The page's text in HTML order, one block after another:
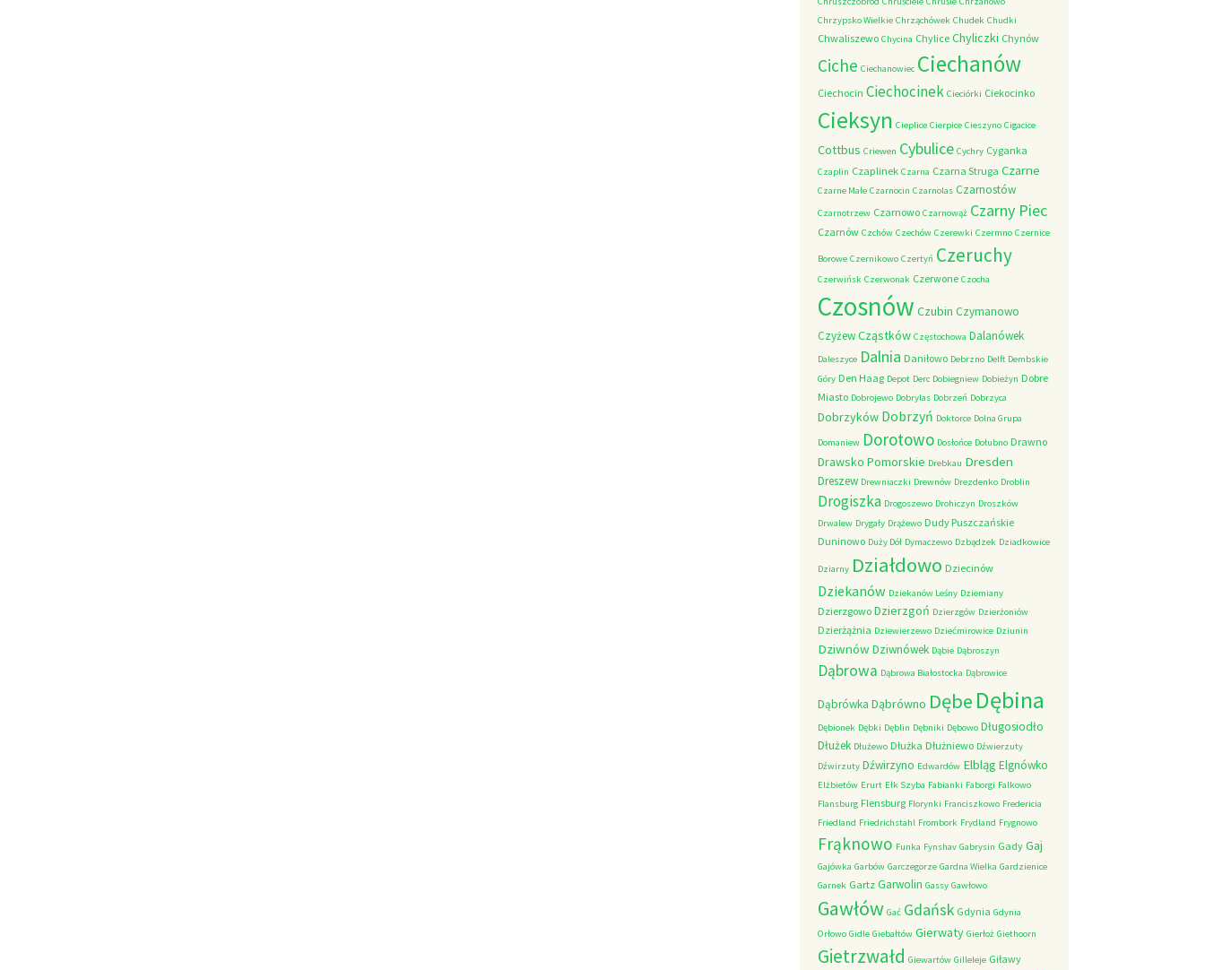
Chrzypsko Wielkie Chrząchówek Chudek Chudki
Chwaliszewo Chycina Chylice Chyliczki Chynów
Ciche Ciechanowiec Ciechanów
Ciechocin Ciechocinek Cieciórki Ciekocinko
Cieksyn Cieplice Cierpice Cieszyno Cigacice
Cottbus Criewen Cybulice Cychry Cyganka
Czaplin Czaplinek Czarna Czarna Struga Czarne
Czarne Małe Czarnocin Czarnolas Czarnostów
Czarnotrzew Czarnowo Czarnowąż Czarny Piec
Czarnów Czchów Czechów Czerewki Czermno Czernice
Borowe Czernikowo Czertyń Czeruchy
Czerwińsk Czerwonak Czerwone Czocha
Czosnów Czubin Czymanowo
CzyżewCząstków Częstochowa Dalanówek
Daleszyce Dalnia Daniłowo Debrzno Delft Dembskie
Góry Den Haag Depot Derc Dobiegniew Dobieżyn Dobre
Miasto Dobrojewo Dobrylas Dobrzeń Dobrzyca
Dobrzyków Dobrzyń Doktorce Dolna Grupa
Domaniew Dorotowo Dosłońce Dołubno Drawno
Drawsko Pomorskie Drebkau Dresden
Dreszew Drewniaczki Drewnów Drezdenko Droblin
Drogiszka Drogoszewo Drohiczyn Droszków
Drwalew Drygały Drążewo Dudy Puszczańskie
Duninowo Duży Dół Dymaczewo Dzbądzek Dziadkowice
Dziarny Działdowo Dziecinów
Dziekanów Dziekanów Leśny Dziemiany
Dzierzgowo Dzierzgoń Dzierzgów Dzierżoniów
Dzierżążnia Dziewierzewo Dziećmirowice Dziunin
DziwnówDziwnówek Dąbie Dąbroszyn
Dąbrowa Dąbrowa Białostocka Dąbrowice
Dąbrówka Dąbrówno Dębe Dębina
Dębionek Dębki Dęblin Dębniki Dębowo Długosiodło
Dłużek Dłużewo Dłużka Dłużniewo Dźwierzuty
Dźwirzuty Dźwirzyno Edwardów Elbląg Elgnówko
Elżbietów Erurt Ełk Szyba Fabianki Faborgi Falkowo
Flansburg Flensburg Florynki Franciszkowo Fredericia
Friedland Friedrichstahl Frombork Frydland Frygnowo
Frąknowo Funka Fynshav Gabrysin Gady Gaj
Gajówka Garbów Garczegorze Gardna Wielka Gardzienice
Garnek Gartz Garwolin Gassy Gawłowo
Gawłów Gać Gdańsk Gdynia Gdynia
Orłowo Gidle Giebałtów Gierwaty Gierłoż Giethoorn
Gietrzwałd Giewartów Gilleleje Giławy